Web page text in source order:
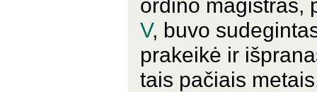
V, buvo
prakeikė ir
tais pačiais